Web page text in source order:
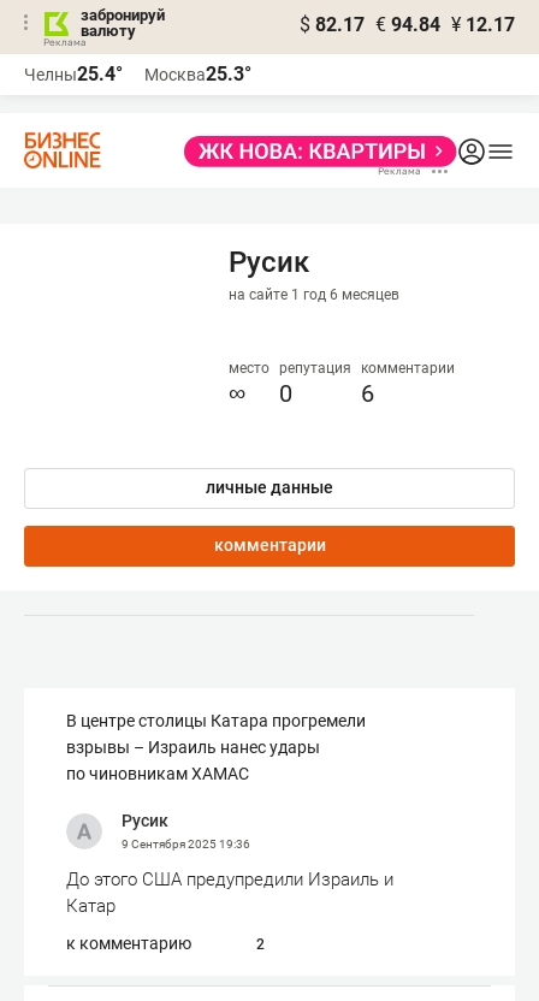
забронируй
валюту
$ 82.17 € 94.84 ¥ 12.17
Челны25.4° Москва25.3°
Русик
на сайте 1 год 6 месяцев
место
∞
репутация
0
комментарии
6
личные данные
комментарии
В центре столицы Катара прогремели
взрывы – Израиль нанес удары
по чиновникам ХАМАС
Русик
9 Сентября 202519:36
До этого США предупредили Израиль и
Катар
к комментарию 2